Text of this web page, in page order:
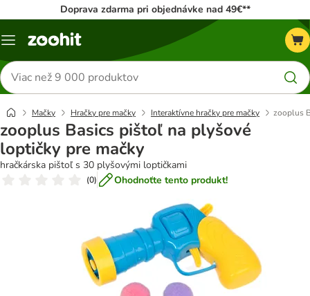
Doprava zdarma pri objednávke nad 49€**
Kategórie
Hľadať
produkty
Mačky Hračky pre mačky Interaktívne hračky pre mačky zooplus
zooplus Basics pištoľ na plyšové
loptičky pre mačky
hračkárska pištoľ s 30 plyšovými loptičkami
(0) Ohodnoťte tento produkt!